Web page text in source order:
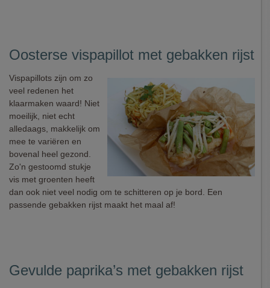
Oosterse vispapillot met gebakken rijst
Vispapillots zijn om zo
veel redenen het
klaarmaken waard! Niet
moeilijk, niet echt
alledaags, makkelijk om
mee te variëren en
bovenal heel gezond.
Zo'n gestoomd stukje
vis met groenten heeft
dan ook niet veel nodig om te schitteren op je bord. Een
passende gebakken rijst maakt het maal af!
Gevulde paprika’s met gebakken rijst